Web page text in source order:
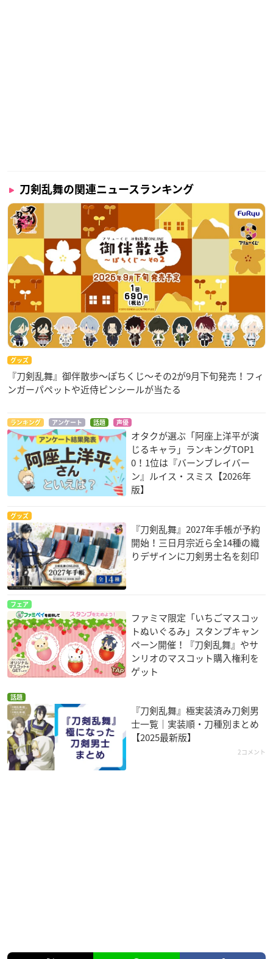
刀剣乱舞の関連ニュースランキング
グッズ
『刀剣乱舞』御伴散歩～ぽちくじ～その2が9月下旬発売！フィ
ンガーパペットや近侍ピンシールが当たる
ランキング アンケート 話題 声優
オタクが選ぶ「阿座上洋平が演
じるキャラ」ランキングTOP1
0！1位は『バーンブレイバー
ン』ルイス・スミス【2026年
版】
グッズ
『刀剣乱舞』2027年手帳が予約
開始！三日月宗近ら全14種の織
りデザインに刀剣男士名を刻印
フェア
ファミマ限定「いちごマスコッ
トぬいぐるみ」スタンプキャン
ペーン開催！『刀剣乱舞』やサ
ンリオのマスコット購入権利を
ゲット
話題
『刀剣乱舞』極実装済み刀剣男
士一覧｜実装順・刀種別まとめ
【2025最新版】
2コメント